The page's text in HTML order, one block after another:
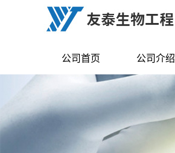
公司首页 公司介绍